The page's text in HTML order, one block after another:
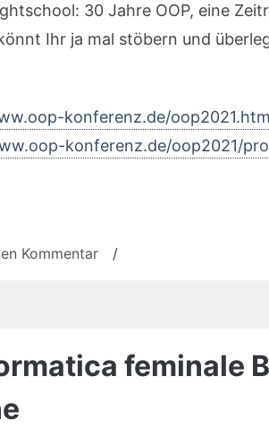
30 Jahre OOP, eine
Ihr ja mal stöbern und
konferenz.de/
konferenz.de/oop2021/
Kommentarzu
Architektur…
und
/
feminale